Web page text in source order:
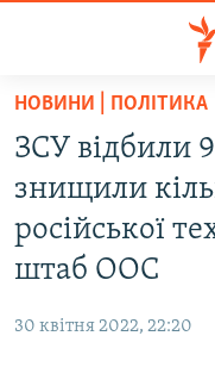
Перейти
основного
матеріалу
Перейти
до
основної
Перейти
РАДІО СВОБОДА – 70
ВСЕ ЗА ДОБУ
СТАТТІ
ПОЛІТИКА
ВІЙНА
ДОНБАС.РЕАЛІЇ
НОВИНИ | ПОЛІТИКА
ЗСУ відбили
знищили
російської
штаб ООС
30 квітня 2022, 22:20